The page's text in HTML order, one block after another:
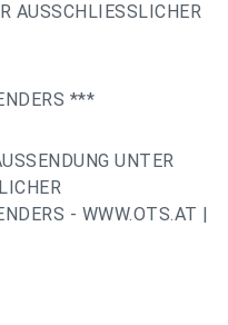
AUSSCHLIESSLICHER
***
UNTER
- WWW.OTS.AT |